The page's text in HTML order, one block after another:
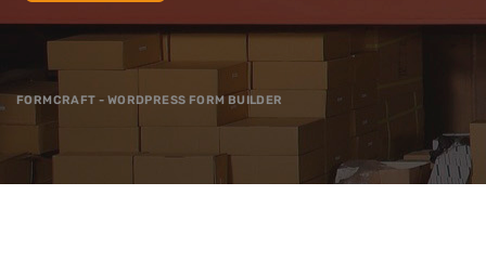
FORMCRAFT - WORDPRESS FORM BUILDER